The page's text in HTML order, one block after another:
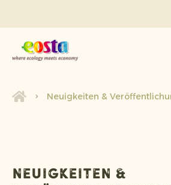
Über uns
Produkte
Nachhaltigkeit
Neuigkeiten &
Neuigkeiten &